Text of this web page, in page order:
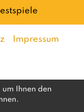
Impressum
um Ihnen den